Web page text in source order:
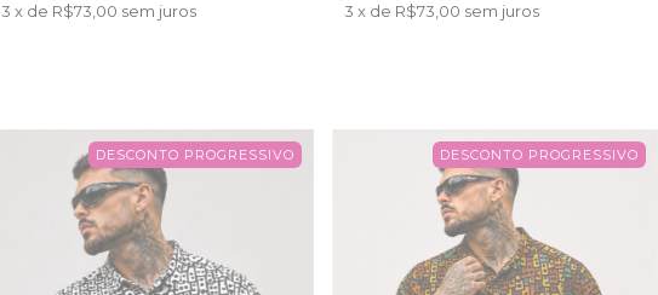
3 x de R$73,00 sem juros 3 x de R$73,00 sem juros
DESCONTO PROGRESSIVO DESCONTO PROGRESSIVO